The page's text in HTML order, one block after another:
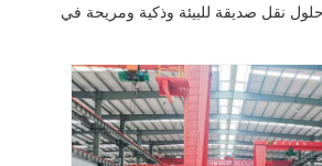
نقل صديقة للبيئة وذكية ومريحة في